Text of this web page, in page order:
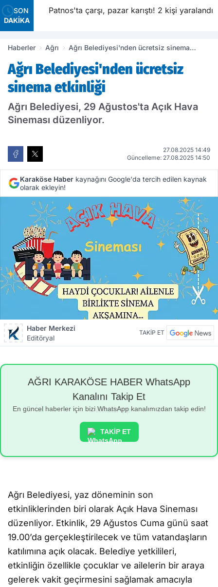
SON
DAKİKA
bin Patnos'ta çarşı, pazar karıştı! 2 kişi yaralandı
Haberler Ağrı
Ağrı Belediyesi'nden ücretsiz sinema
Ağrı Belediyesi'nden ücretsiz
sinema etkinliği
Ağrı Belediyesi, 29 Ağustos'ta Açık Hava
Sineması düzenliyor.
27.08.2025 14:49
Güncelleme: 27.08.2025 14:50
Karaköse Haber kaynağını Google'da tercih edilen kaynak
olarak ekleyin!
Haber Merkezi
Editöryal
TAKİP ET
AĞRI KARAKÖSE HABER WhatsApp
Kanalını Takip Et
En güncel haberler için bizi WhatsApp kanalımızdan takip edin!
TAKİP ET
Ağrı Belediyesi, yaz döneminin son
etkinliklerinden biri olarak Açık Hava Sineması
düzenliyor. Etkinlik, 29 Ağustos Cuma günü saat
19.00’da gerçekleştirilecek ve tüm vatandaşların
katılımına açık olacak. Belediye yetkilileri,
etkinliğin özellikle çocuklar ve ailelerin bir araya
gelerek vakit geçirmesini sağlamak amacıyla